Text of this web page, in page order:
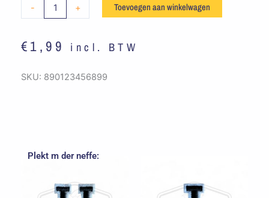
-
-
aantal
+ Toevoegen aan winkelwagen
€1,99 incl. BTW
SKU: 890123456899
Plekt m der neffe: